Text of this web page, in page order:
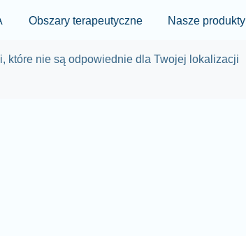
Skip to main content
Obszary terapeutyczne Nasze produkty
które nie są odpowiednie dla Twojej lokalizacji